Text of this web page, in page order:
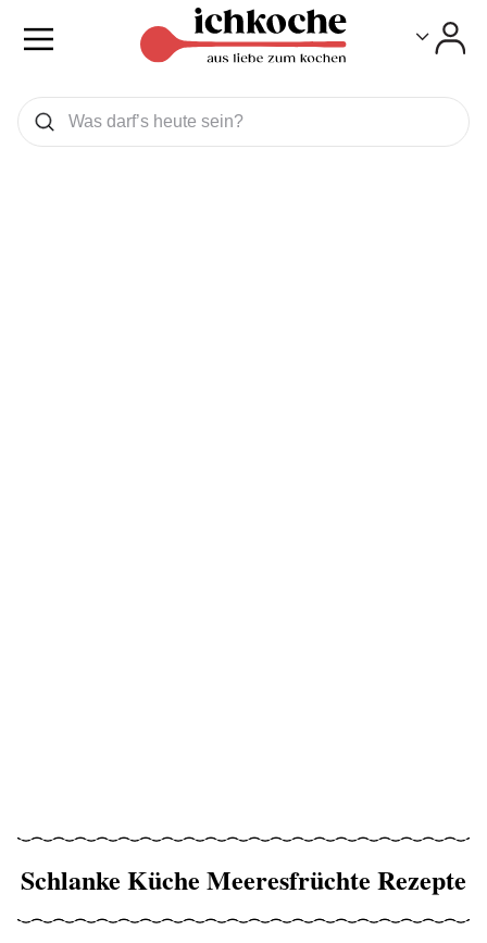
Was wollen Sie suchen
Suchen
Schlanke Küche Meeresfrüchte Rezepte